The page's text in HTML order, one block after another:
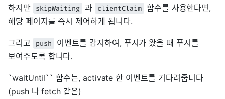
하지만
skipWaiting 과 clientClaim
함수를 사용한다면,
해당 페이지를 즉시 제어하게 됩니다.
그리고 push
이벤트를 감지하여, 푸시가 왔을 때 푸시를
보여주도록 합니다.
`waitUntil`` 함수는, activate 한 이벤트를 기다려줍니다
(push 나 fetch 같은)